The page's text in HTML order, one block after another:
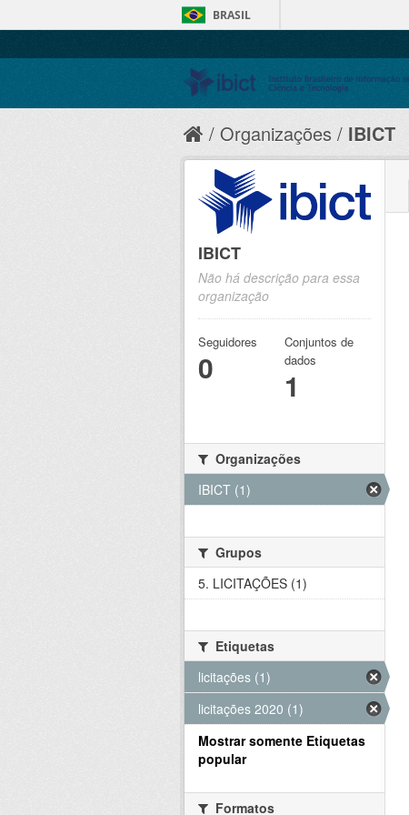
BRASIL
Organizações IBICT
IBICT
Não há descrição para essa
organização
Seguidores
0
Conjuntos de
dados
1
Organizações
IBICT (1)
Grupos
5. LICITAÇÕES (1)
Etiquetas
licitações (1)
licitações 2020 (1)
Mostrar somente Etiquetas
popular
Formatos